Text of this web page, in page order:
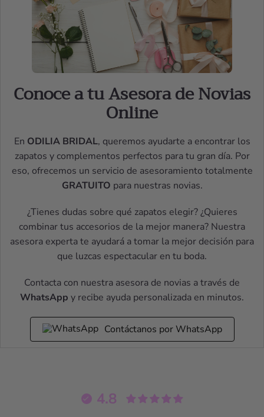
Conoce a tu Asesora de Novias
Online
En ODILIA BRIDAL, queremos ayudarte a encontrar los
zapatos y complementos perfectos para tu gran día. Por
eso, ofrecemos un servicio de asesoramiento totalmente
GRATUITO para nuestras novias.
¿Tienes dudas sobre qué zapatos elegir? ¿Quieres
combinar tus accesorios de la mejor manera? Nuestra
asesora experta te ayudará a tomar la mejor decisión para
que luzcas espectacular en tu boda.
Contacta con nuestra asesora de novias a través de
WhatsApp y recibe ayuda personalizada en minutos.
Contáctanos por WhatsApp
4.8